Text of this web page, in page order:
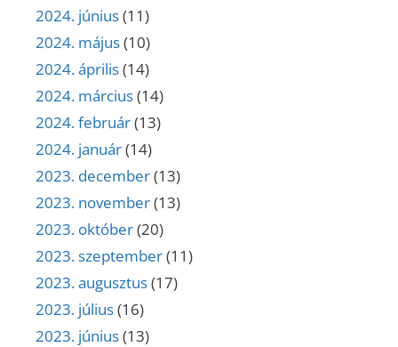
2024. június(11)
2024. május(10)
2024. április(14)
2024. március(14)
2024. február(13)
2024. január(14)
2023. december(13)
2023. november(13)
2023. október(20)
2023. szeptember(11)
2023. augusztus(17)
2023. július(16)
2023. június(13)